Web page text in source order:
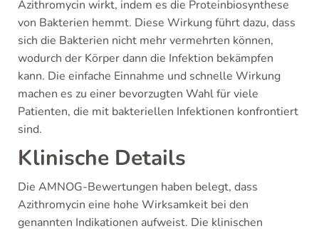
Azithromycin wirkt, indem es die Proteinbiosynthese
von Bakterien hemmt. Diese Wirkung führt dazu, dass
sich die Bakterien nicht mehr vermehrten können,
wodurch der Körper dann die Infektion bekämpfen
kann. Die einfache Einnahme und schnelle Wirkung
machen es zu einer bevorzugten Wahl für viele
Patienten, die mit bakteriellen Infektionen konfrontiert
sind.
Klinische Details
Die AMNOG-Bewertungen haben belegt, dass
Azithromycin eine hohe Wirksamkeit bei den
genannten Indikationen aufweist. Die klinischen